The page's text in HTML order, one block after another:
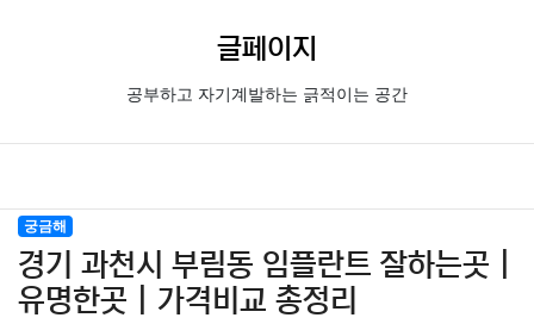
글페이지
공부하고 자기계발하는 긁적이는 공간
궁금해
경기 과천시 부림동 임플란트 잘하는곳 |
유명한곳 | 가격비교 총정리